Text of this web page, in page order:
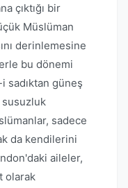
çıktığı bir
Müslüman
derinlemesine
bu dönemi
sadıktan güneş
susuzluk
sadece
da kendilerini
aileler,
olarak